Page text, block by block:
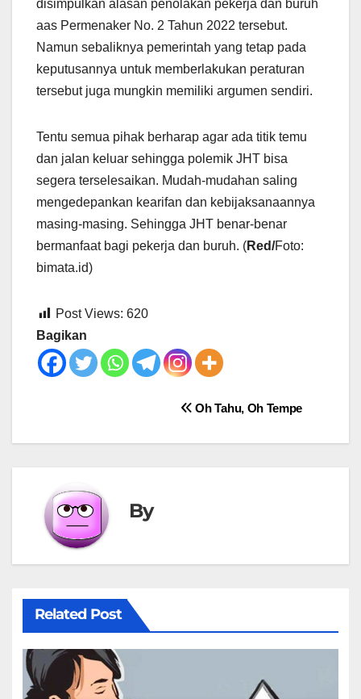
disimpulkan alasan penolakan pekerja dan buruh
aas Permenaker No. 2 Tahun 2022 tersebut.
Namun sebaliknya pemerintah yang tetap pada
keputusannya untuk memberlakukan peraturan
tersebut juga mungkin memiliki argumen sendiri.
Tentu semua pihak berharap agar ada titik temu
dan jalan keluar sehingga polemik JHT bisa
segera terselesaikan. Mudah-mudahan saling
mengedepankan kearifan dan kebijaksanaannya
masing-masing. Sehingga JHT benar-benar
bermanfaat bagi pekerja dan buruh. (Red/Foto:
bimata.id)
Post Views: 620
Bagikan
navigation
Oh Tahu, Oh Tempe
By
Related Post